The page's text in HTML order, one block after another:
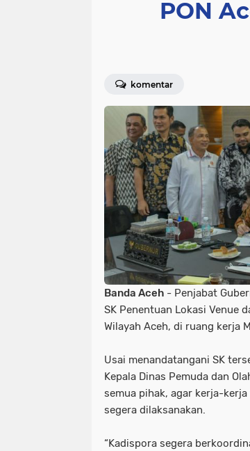
PON
komentar
Banda Aceh - Penjabat
SK Penentuan Lokasi Venue
Wilayah Aceh, di ruang kerja
Usai menandatangani SK
Kepala Dinas Pemuda dan
semua pihak, agar kerja-
segera dilaksanakan.
“Kadispora segera